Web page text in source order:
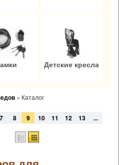
Детские кресла
» Каталог
7 8 9 10 11 12 13 ...